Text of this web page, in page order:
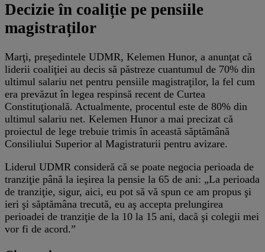
Decizie în coaliție pe pensiile
magistraților
Marţi, preşedintele UDMR, Kelemen Hunor, a anunţat că
liderii coaliţiei au decis să păstreze cuantumul de 70% din
ultimul salariu net pentru pensiile magistraţilor, la fel cum
era prevăzut în legea respinsă recent de Curtea
Constituţională. Actualmente, procentul este de 80% din
ultimul salariu net. Kelemen Hunor a mai precizat că
proiectul de lege trebuie trimis în această săptămână
Consiliului Superior al Magistraturii pentru avizare.
Liderul UDMR consideră că se poate negocia perioada de
tranziţie până la ieşirea la pensie la 65 de ani: „La perioada
de tranziţie, sigur, aici, eu pot să vă spun ce am propus şi
ieri şi săptămâna trecută, eu aş accepta prelungirea
perioadei de tranziţie de la 10 la 15 ani, dacă şi colegii mei
vor fi de acord.”